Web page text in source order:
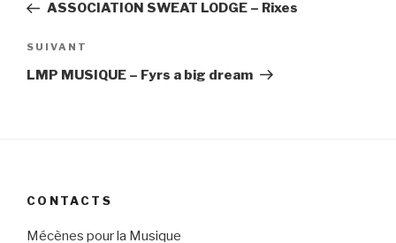
l’article
précédent
ASSOCIATION SWEAT LODGE – Rixes
Article
suivant
SUIVANT
LMP MUSIQUE – Fyrs a big dream
CONTACTS
Mécènes pour la Musique